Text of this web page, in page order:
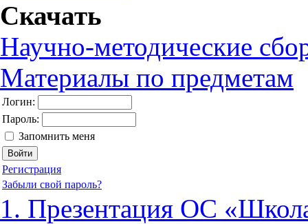
Скачать
Научно-методические
Материалы по предметам
Логин:
Пароль:
Запомнить меня
Регистрация
Забыли свой пароль?
1. Презентация ОС